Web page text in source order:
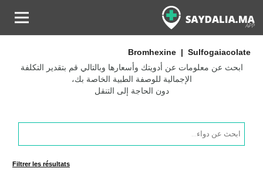
Bromhexine | Sulfogaiacolate
ابحث عن معلومات عن أدويتك وأسعارها وبالتالي قم بتقدير التكلفة
الإجمالية للوصفة الطبية الخاصة بك،
دون الحاجة إلى التنقل
Products
search
Filtrer les résultats